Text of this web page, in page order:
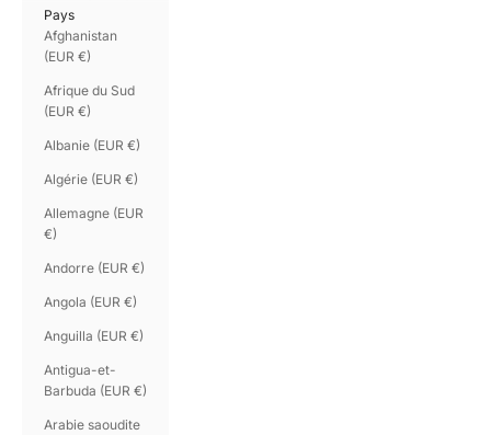
Pays
Afghanistan
(EUR €)
Afrique du Sud
(EUR €)
Albanie (EUR €)
Algérie (EUR €)
Allemagne (EUR
€)
Andorre (EUR €)
Angola (EUR €)
Anguilla (EUR €)
Antigua-et-
Barbuda (EUR €)
Arabie saoudite